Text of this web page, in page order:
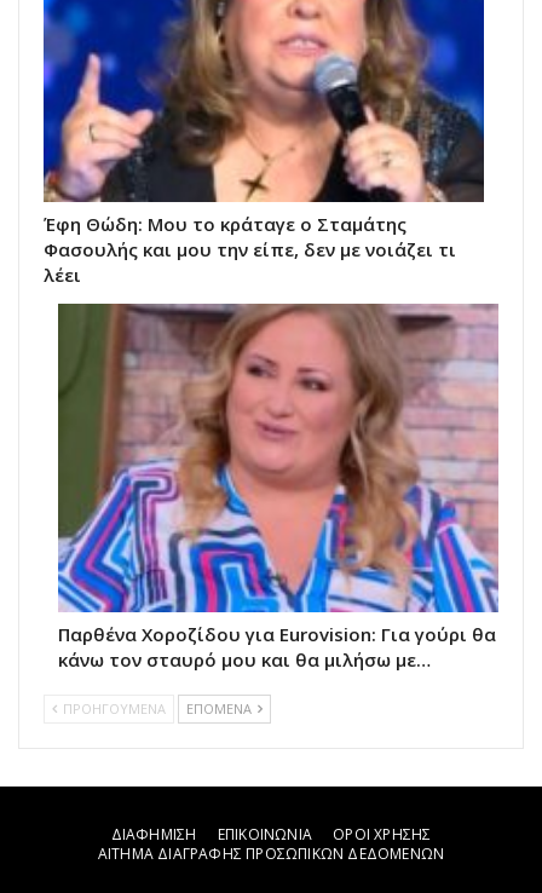
Έφη Θώδη: Μου το κράταγε ο Σταμάτης
Φασουλής και μου την είπε, δεν με νοιάζει τι
λέει
Παρθένα Χοροζίδου για Eurovision: Για γούρι θα
κάνω τον σταυρό μου και θα μιλήσω με…
ΠΡΟΗΓΟΥΜΕΝΑ ΕΠΟΜΕΝΑ
ΔΙΑΦΗΜΙΣΗ ΕΠΙΚΟΙΝΩΝΙΑ
ΟΡΟΙ ΧΡΗΣΗΣ
ΑΙΤΗΜΑ ΔΙΑΓΡΑΦΗΣ ΠΡΟΣΩΠΙΚΩΝ ΔΕΔΟΜΕΝΩΝ